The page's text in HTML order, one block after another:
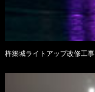
杵築城ライトアップ改修工事